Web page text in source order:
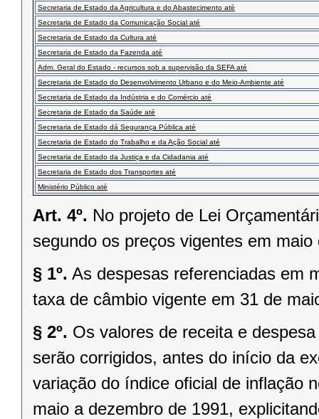
Secretaria de Estado da Agricultura e do Abastecimento até
Secretaria de Estado da Comunicação Social até
Secretaria de Estado da Cultura até
Secretaria de Estado da Fazenda até
Adm. Geral do Estado - recursos sob a supervisão da SEFA até
Secretaria de Estado do Desenvolvimento Urbano e do Meio-Ambiente até
Secretaria de Estado da Indústria e do Comércio até
Secretaria de Estado da Saúde até
Secretaria de Estado dá Segurança Pública até
Secretaria de Estado do Trabalho e da Ação Social até
Secretaria de Estado da Justiça e da Cidadania até
Secretaria de Estado dos Transportes até
Ministério Público até
Art. 4º. No projeto de Lei
segundo os preços vigentes em maio
§ 1º. As despesas referenciadas em
taxa de câmbio vigente em 31 de
§ 2º. Os valores de receita e
serão corrigidos, antes do início da
variação do índice oficial de inflação
maio a dezembro de 1991,